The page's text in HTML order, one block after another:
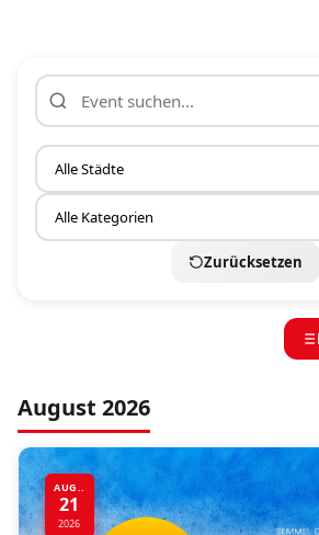
Zurücksetzen
August 2026
AUG..
21
2026